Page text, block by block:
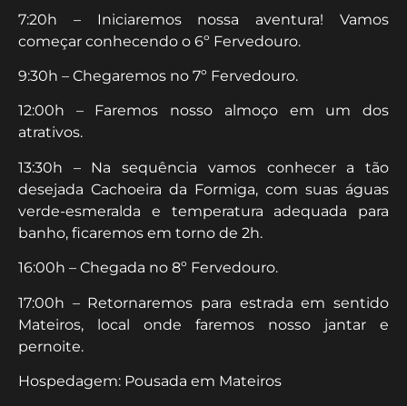
7:20h – Iniciaremos nossa aventura! Vamos
começar conhecendo o 6º Fervedouro.
9:30h – Chegaremos no 7º Fervedouro.
12:00h – Faremos nosso almoço em um dos
atrativos.
13:30h – Na sequência vamos conhecer a tão
desejada Cachoeira da Formiga, com suas águas
verde-esmeralda e temperatura adequada para
banho, ficaremos em torno de 2h.
16:00h – Chegada no 8º Fervedouro.
17:00h – Retornaremos para estrada em sentido
Mateiros, local onde faremos nosso jantar e
pernoite.
Hospedagem: Pousada em Mateiros